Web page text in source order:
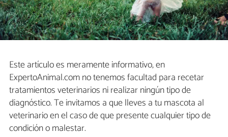
Este artículo es meramente informativo, en
ExpertoAnimal.com no tenemos facultad para recetar
tratamientos veterinarios ni realizar ningún tipo de
diagnóstico. Te invitamos a que lleves a tu mascota al
veterinario en el caso de que presente cualquier tipo de
condición o malestar.